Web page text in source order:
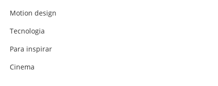
Motion design
Tecnologia
Para inspirar
Cinema